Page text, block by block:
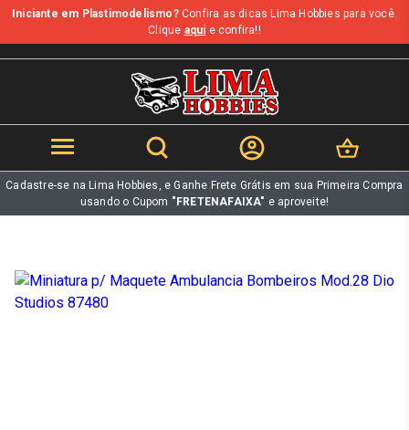
b
Iniciante em Plastimodelismo?Confira as dicas Lima Hobbies para você.
Clique aqui e confira!!
Cadastre-se na Lima Hobbies, e Ganhe Frete Grátis em sua Primeira Compra
usando o Cupom "FRETENAFAIXA" e aproveite!